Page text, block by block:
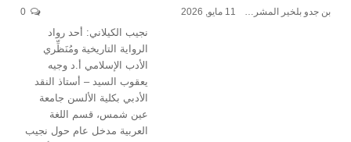
بن جدو بلخير المشرف العام 11 مايو, 2026
نجيب الكيلاني: أحد رواد
الرواية التاريخية ومُنَظِّري
الأدب الإسلامي أ.د وجيه
يعقوب السيد – أستاذ النقد
الأدبي بكلية الألسن جامعة
عين شمس، قسم اللغة
العربية مدخل عام حول نجيب